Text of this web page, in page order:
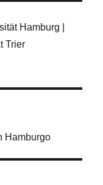
Hamburg |
Trier
Hamburgo